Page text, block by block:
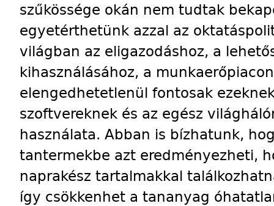
szűkössége okán nem tudtak
egyetérthetünk azzal az
világban az eligazodáshoz, a
kihasználásához, a
elengedhetetlenül fontosak
szoftvereknek és az egész
használata. Abban is bízhatunk,
tantermekbe azt eredményezheti,
naprakész tartalmakkal
így csökkenhet a tananyag